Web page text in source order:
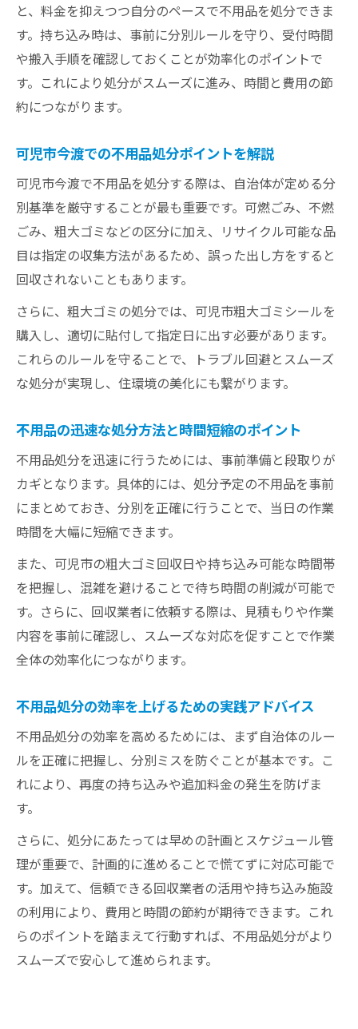
と、料金を抑えつつ自分のペースで不用品を処分できま
す。持ち込み時は、事前に分別ルールを守り、受付時間
や搬入手順を確認しておくことが効率化のポイントで
す。これにより処分がスムーズに進み、時間と費用の節
約につながります。
可児市今渡での不用品処分ポイントを解説
可児市今渡で不用品を処分する際は、自治体が定める分
別基準を厳守することが最も重要です。可燃ごみ、不燃
ごみ、粗大ゴミなどの区分に加え、リサイクル可能な品
目は指定の収集方法があるため、誤った出し方をすると
回収されないこともあります。
さらに、粗大ゴミの処分では、可児市粗大ゴミシールを
購入し、適切に貼付して指定日に出す必要があります。
これらのルールを守ることで、トラブル回避とスムーズ
な処分が実現し、住環境の美化にも繋がります。
不用品の迅速な処分方法と時間短縮のポイント
不用品処分を迅速に行うためには、事前準備と段取りが
カギとなります。具体的には、処分予定の不用品を事前
にまとめておき、分別を正確に行うことで、当日の作業
時間を大幅に短縮できます。
また、可児市の粗大ゴミ回収日や持ち込み可能な時間帯
を把握し、混雑を避けることで待ち時間の削減が可能で
す。さらに、回収業者に依頼する際は、見積もりや作業
内容を事前に確認し、スムーズな対応を促すことで作業
全体の効率化につながります。
不用品処分の効率を上げるための実践アドバイス
不用品処分の効率を高めるためには、まず自治体のルー
ルを正確に把握し、分別ミスを防ぐことが基本です。こ
れにより、再度の持ち込みや追加料金の発生を防げま
す。
さらに、処分にあたっては早めの計画とスケジュール管
理が重要で、計画的に進めることで慌てずに対応可能で
す。加えて、信頼できる回収業者の活用や持ち込み施設
の利用により、費用と時間の節約が期待できます。これ
らのポイントを踏まえて行動すれば、不用品処分がより
スムーズで安心して進められます。